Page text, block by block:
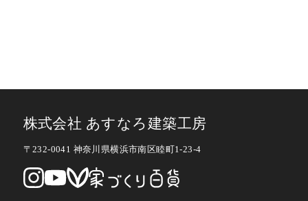
株式会社 あすなろ建築工房
〒232-0041 神奈川県横浜市南区睦町1-23-4